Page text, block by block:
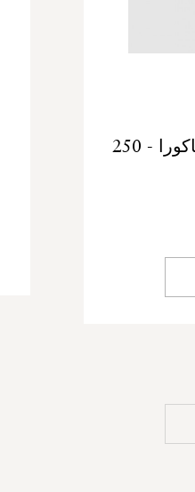
مقشر جسم ذا ريتوال أوف ساكورا - 250